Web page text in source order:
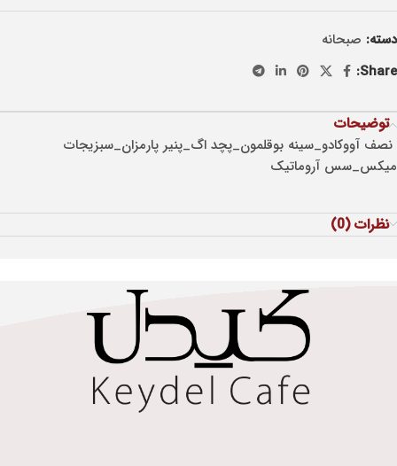
دسته: صبحانه
Share:
توضیحات
نصف آووکادو_سینه بوقلمون_پچد اگ_پنیر پارمزان_سبزیجات
میکس_سس آروماتیک
نظرات (0)